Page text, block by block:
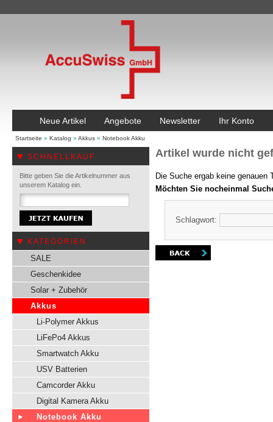
Neue Artikel Angebote Newsletter Ihr Konto
Startseite » Katalog » Akkus » Notebook Akku
SCHNELLKAUF
Bitte geben Sie die Artikelnummer aus
unserem Katalog ein.
KATEGORIEN
SALE
Geschenkidee
Solar + Zubehör
Akkus
Li-Polymer Akkus
LiFePo4 Akkus
Smartwatch Akku
USV Batterien
Camcorder Akku
Digital Kamera Akku
Notebook Akku
Artikel wurde nicht
Die Suche ergab keine genauen
Möchten Sie nocheinmal
Schlagwort: